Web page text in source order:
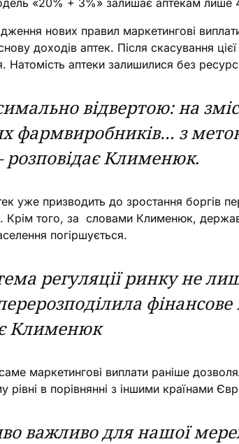
нових правил маркетингові
доходів аптек. Після скасування
Натомість аптеки залишилися без
відвертою: на
фармвиробників… з
розповідає Клименюк.
уже призводить до зростання боргів
Крім того, за словами Клименюк,
погіршується.
регуляції ринку не
Клименюк
маркетингові виплати раніше
рівні в порівнянні з іншими країнами
важливо для нашої